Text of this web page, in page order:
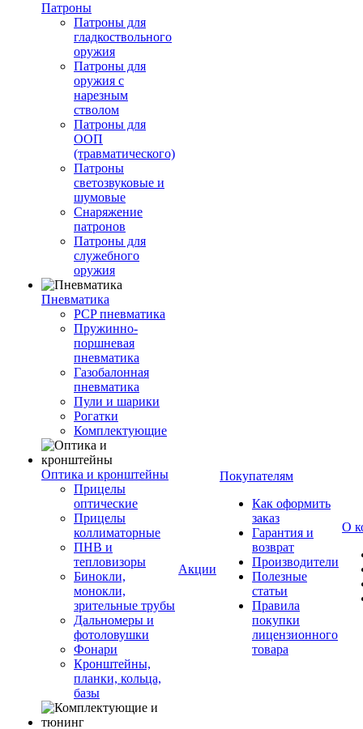
Патроны
Патроны для
гладкоствольного
оружия
Патроны для
оружия с
нарезным
стволом
Патроны для
ООП
(травматического)
Патроны
светозвуковые и
шумовые
Снаряжение
патронов
Патроны для
служебного
оружия
Пневматика
PCP пневматика
Пружинно-
поршневая
пневматика
Газобалонная
пневматика
Пули и шарики
Рогатки
Комплектующие
Оптика и кронштейны
Прицелы
оптические
Прицелы
коллиматорные
ПНВ и
тепловизоры
Бинокли,
монокли,
зрительные трубы
Дальномеры и
фотоловушки
Фонари
Кронштейны,
планки, кольца,
базы
Акции
Покупателям
Как оформить
заказ
Гарантия и
возврат
Производители
Полезные
статьи
Правила
покупки
лицензионного
товара
О